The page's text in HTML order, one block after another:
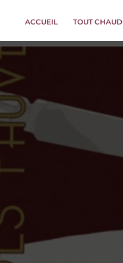
ACCUEIL TOUT CHAUD